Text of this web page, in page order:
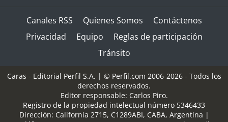
Canales RSS Quienes Somos
Contáctenos
Privacidad
Equipo
Reglas de participación
Tránsito
Caras - Editorial Perfil S.A. | © Perfil.com 2006-2026 - Todos los
derechos reservados.
Editor responsable: Carlos Piro.
Registro de la propiedad intelectual número 5346433
Dirección: California 2715, C1289ABI, CABA, Argentina |